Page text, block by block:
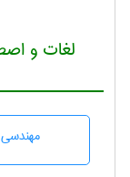
لغات و
مهندسی